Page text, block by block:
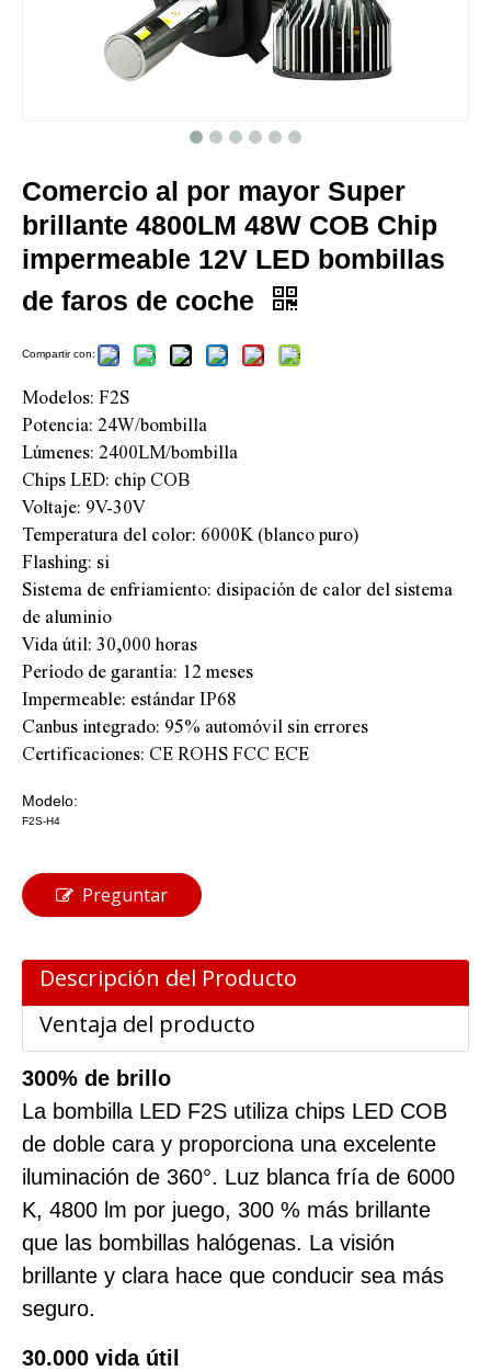
Comercio al por mayor Super
brillante 4800LM 48W COB Chip
impermeable 12V LED bombillas
de faros de coche
Compartir con:
Modelos: F2S
Potencia: 24W/bombilla
Lúmenes: 2400LM/bombilla
Chips LED: chip COB
Voltaje: 9V-30V
Temperatura del color: 6000K (blanco puro)
Flashing: si
Sistema de enfriamiento: disipación de calor del sistema
de aluminio
Vida útil: 30,000 horas
Período de garantía: 12 meses
Impermeable: estándar IP68
Canbus integrado: 95% automóvil sin errores
Certificaciones: CE ROHS FCC ECE
Modelo:
F2S-H4
Preguntar
Descripción del Producto
Ventaja del producto
300% de brillo
La bombilla LED F2S utiliza chips LED COB
de doble cara y proporciona una excelente
iluminación de 360°. Luz blanca fría de 6000
K, 4800 lm por juego, 300 % más brillante
que las bombillas halógenas. La visión
brillante y clara hace que conducir sea más
seguro.
30.000 vida útil